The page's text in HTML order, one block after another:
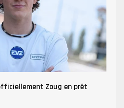
Zoug en prêt